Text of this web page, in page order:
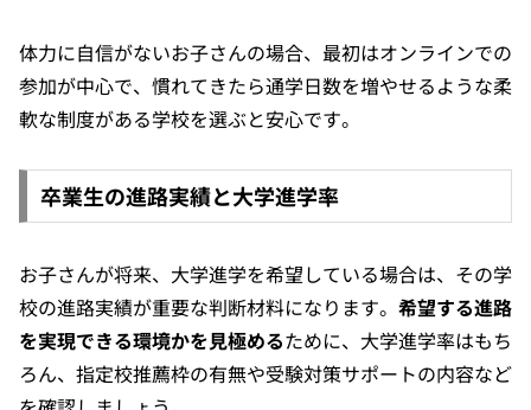
体力に自信がないお子さんの場合、最初はオンラインでの
参加が中心で、慣れてきたら通学日数を増やせるような柔
軟な制度がある学校を選ぶと安心です。
卒業生の進路実績と大学進学率
お子さんが将来、大学進学を希望している場合は、その学
校の進路実績が重要な判断材料になります。 希望する進路
を実現できる環境かを見極めるために、大学進学率はもち
ろん、指定校推薦枠の有無や受験対策サポートの内容など